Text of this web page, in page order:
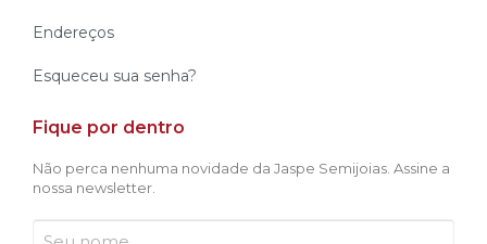
Endereços
Esqueceu sua senha?
Fique por dentro
Não perca nenhuma novidade da Jaspe Semijoias. Assine a
nossa newsletter.